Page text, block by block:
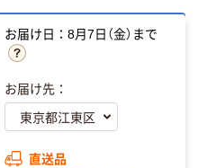
お届け日：8月7日（金）まで
お届け先：
直送品